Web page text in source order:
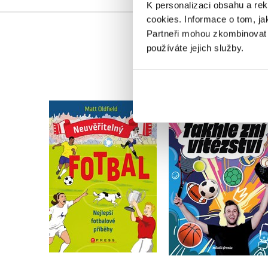
K personalizaci obsahu a
cookies. Informace o tom,
Partneři mohou
používáte jejich služby.
Neuvěřitelný fotbal:
Nejlepší fotbalové
příběhy
Matt Oldfield
Do košíku
369 Kč
295 Kč
Takhle zní
Matěj König
Do košíku
399 Kč
319 Kč